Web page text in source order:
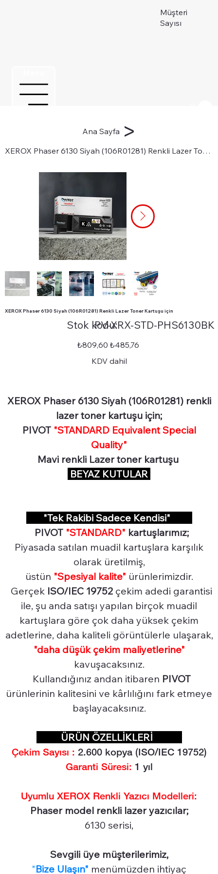
Müşteri
Sayısı
Ana Sayfa >
XEROX Phaser 6130 Siyah (106R01281) Renkli Lazer Toner Kartuşu için
XEROX Phaser 6130 Siyah (106R01281) Renkli Lazer Toner Kartuşu için
Stok kodu:
kodu:
STD-
PHS6130BK
PV-XRX-STD-PHS6130BK
Orijinal
fiyat
₺809,60 İndirimli
fiyat
₺485,76
KDV dahil
XEROX Phaser 6130 Siyah (106R01281) renkli
lazer toner kartuşu için;
PIVOT "STANDARD Equivalent Special
Quality"
Mavi renkli Lazer toner kartuşu
BEYAZ KUTULAR
"Tek Rakibi Sadece Kendisi"
PIVOT "STANDARD" kartuşlarımız;
Piyasada satılan muadil kartuşlara karşılık
olarak üretilmiş,
üstün "Spesiyal kalite" ürünlerimizdir.
Gerçek ISO/IEC 19752 çekim adedi garantisi
ile, şu anda satışı yapılan birçok muadil
kartuşlara göre çok daha yüksek çekim
adetlerine, daha kaliteli görüntülerle ulaşarak,
"daha düşük çekim maliyetlerine"
kavuşacaksınız.
Kullandığınız andan itibaren PIVOT
ürünlerinin kalitesini ve kârlılığını fark etmeye
başlayacaksınız.
ÜRÜN ÖZELLİKLERİ
Çekim Sayısı : 2.600 kopya (ISO/IEC 19752)
Garanti Süresi: 1 yıl
Uyumlu XEROX Renkli Yazıcı Modelleri:
Phaser model renkli lazer yazıcılar;
6130 serisi,
Sevgili üye müşterilerimiz,
"Bize Ulaşın" menümüzden ihtiyaç